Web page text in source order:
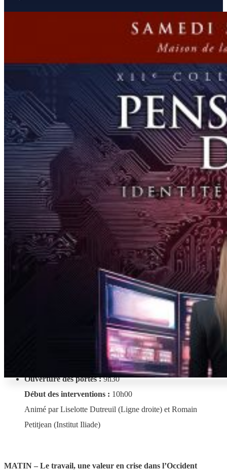
Ouverture des portes :9h30
Début des interventions : 10h00
Animé par Liselotte Dutreuil (Ligne droite) et Romain
Petitjean (Institut Iliade)
MATIN – Le travail, une valeur en crise dans l’Occident